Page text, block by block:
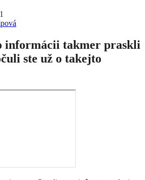
informácii takmer praskli
ste už o takejto